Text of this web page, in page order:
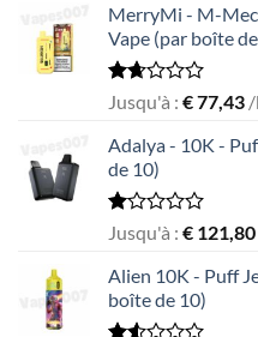
MerryMi - M-
Vape (par boîte
Rated
out
of
5
Jusqu'à : €77,43
Adalya - 10K -
de 10)
Rated
out
of
5
Jusqu'à : € 121,80
Alien 10K - Puff
boîte de 10)